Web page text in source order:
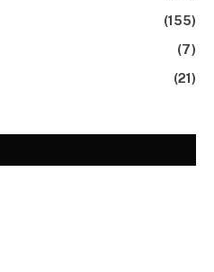
(155)
(7)
(21)